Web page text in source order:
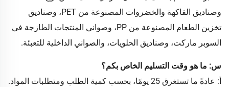
وصناديق الفاكهة والخضروات المصنوعة من PET، وصناديق
تخزين الطعام المصنوعة من PP، وصواني المنتجات الطازجة في
السوبر ماركت، وصناديق الحلويات، والصواني الداخلية للتعبئة.
س: ما هو وقت التسليم الخاص بكم؟
أ: عادةً ما تستغرق 25 يومًا، بحسب كمية الطلب ومتطلبات المواد.